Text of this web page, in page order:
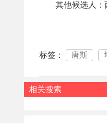
其他候选人：
标签： 唐斯
相关搜索